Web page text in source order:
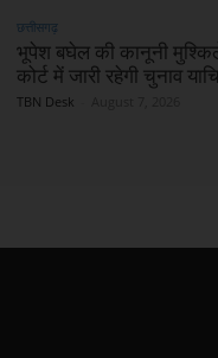
छत्तीसगढ़
भूपेश बघेल की कानूनी
कोर्ट में जारी रहेगी चुनाव
TBN Desk